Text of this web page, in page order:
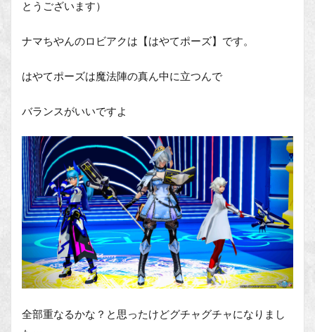
とうございます）
ナマちやんのロビアクは【はやてポーズ】です。
はやてポーズは魔法陣の真ん中に立つんで
バランスがいいですよ
全部重なるかな？と思ったけどグチャグチャになりまし